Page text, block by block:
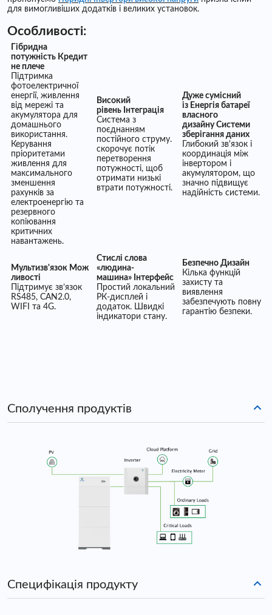
для вимогливіших додатків і великих установок.
Особливості:
Гібридна
потужність Кредит
не плече
Підтримка
фотоелектричної
енергії, живлення
від мережі та
акумулятора для
домашнього
використання.
Керування
пріоритетами
живлення для
максимального
зменшення
рахунків за
електроенергію та
резервного
копіювання
критичних
навантажень.
Високий
рівень Інтеграція
Система з
поєднанням
постійного струму.
скорочує потік
перетворення
потужності, щоб
отримати низькі
втрати потужності.
Дуже сумісний
із Енергія батареї
власного
дизайнуСистеми
зберігання даних
Глибокий зв'язок і
координація між
інвертором і
акумулятором, що
значно підвищує
надійність системи.
Мультизв'язок Мож
ливості
Підтримує зв’язок
RS485, CAN2.0,
WIFI та 4G.
Стислі слова
«людина-
машина» Інтерфейс
Простий локальний
РК-дисплей і
додаток. Швидкі
індикатори стану.
Безпечно Дизайн
Кілька функцій
захисту та
виявлення
забезпечують повну
гарантію безпеки.
Сполучення продуктів
Специфікація продукту